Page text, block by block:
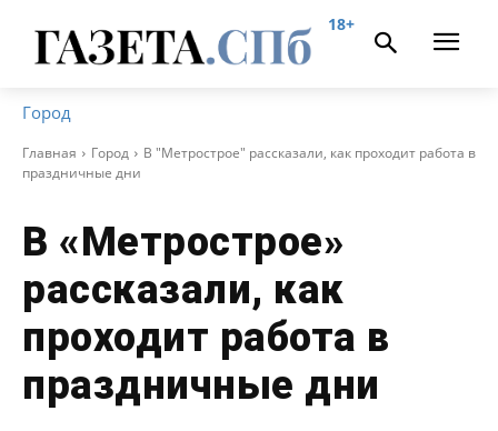
18+
Город
Главная Город
В "Метрострое" рассказали, как проходит работа в
праздничные дни
В «Метрострое»
рассказали, как
проходит работа в
праздничные дни